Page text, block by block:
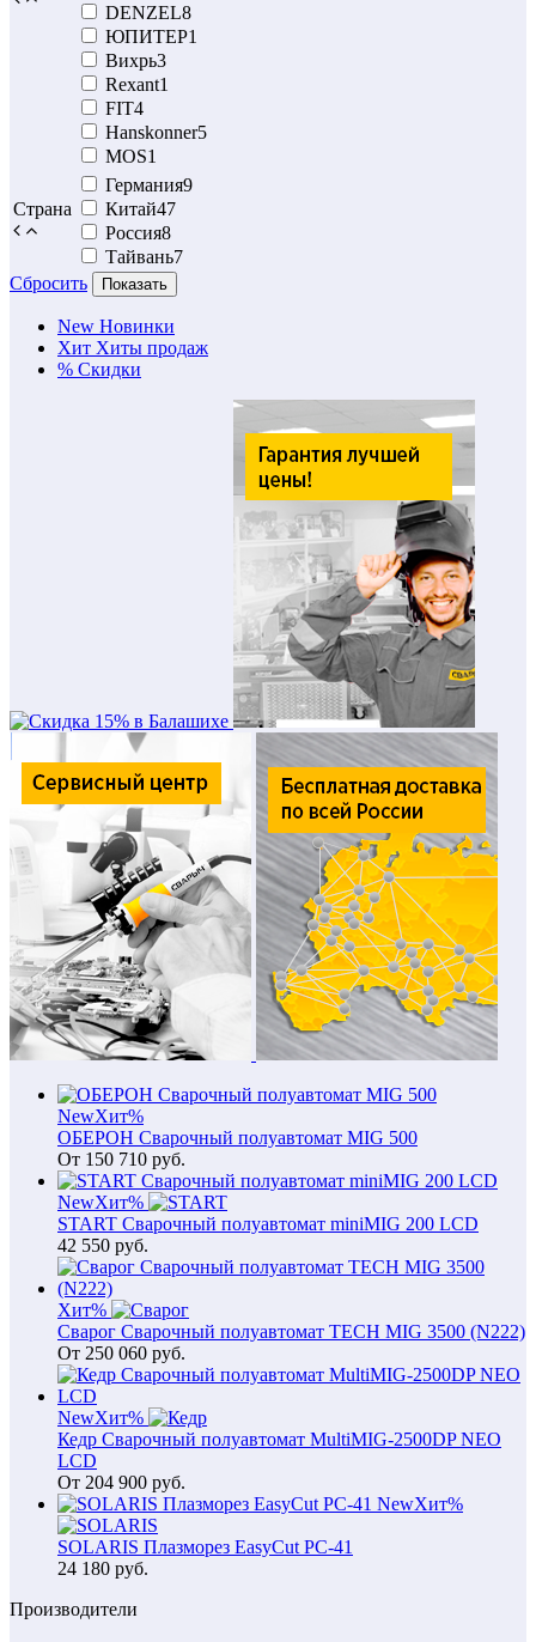
DENZEL8
ЮПИТЕР1
Вихрь3
Rexant1
FIT4
Hanskonner5
MOS1
Страна
Германия9
Китай47
Россия8
Тайвань7
Сбросить
Показать
New Новинки
Хит Хиты продаж
% Скидки
NewХит%
ОБЕРОН Сварочный полуавтомат MIG 500
От 150 710 руб.
NewХит%
START Сварочный полуавтомат miniMIG 200 LCD
42 550 руб.
Хит%
Сварог Сварочный полуавтомат TECH MIG 3500 (N222)
От 250 060 руб.
NewХит%
Кедр Сварочный полуавтомат MultiMIG-2500DP NEO
LCD
От 204 900 руб.
NewХит%
SOLARIS Плазморез EasyCut PC-41
24 180 руб.
Производители